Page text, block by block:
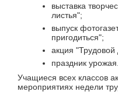
выставка
листья";
выпуск
пригодиться";
акция
праздник урожая.
Учащиеся всех классов
мероприятиях недели